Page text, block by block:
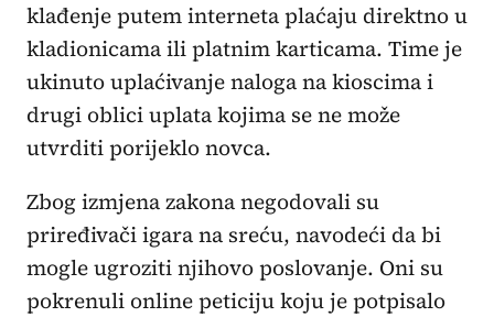
klađenje putem interneta plaćaju direktno u
kladionicama ili platnim karticama. Time je
ukinuto uplaćivanje naloga na kioscima i
drugi oblici uplata kojima se ne može
utvrditi porijeklo novca.
Zbog izmjena zakona negodovali su
priređivači igara na sreću, navodeći da bi
mogle ugroziti njihovo poslovanje. Oni su
pokrenuli online peticiju koju je potpisalo